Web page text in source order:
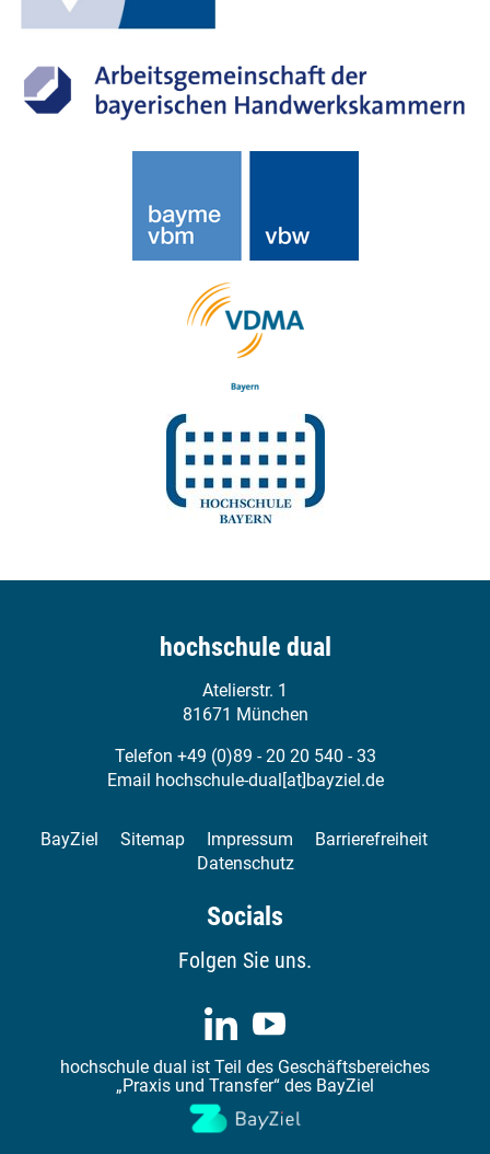
hochschule dual
Atelierstr. 1
81671 München
Telefon +49 (0)89 - 20 20 540 - 33
Email hochschule-dual[at]bayziel.de
BayZiel Sitemap Impressum
Barrierefreiheit
Datenschutz
Socials
Folgen Sie uns.
hochschule dual ist Teil des Geschäftsbereiches
„Praxis und Transfer“ des BayZiel